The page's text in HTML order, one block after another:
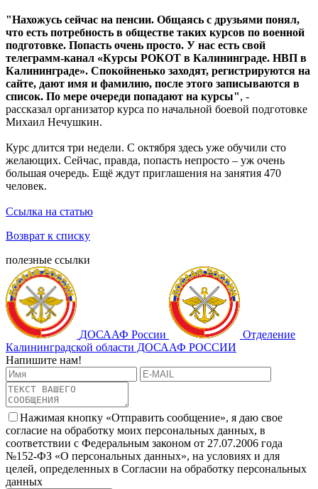
"Нахожусь сейчас на пенсии. Общаясь с друзьями понял,
что есть потребность в обществе таких курсов по военной
подготовке. Попасть очень просто. У нас есть свой
телеграмм-канал «Курсы РОКОТ в Калининграде. НВП в
Калининграде». Спокойненько заходят, регистрируются на
сайте, дают имя и фамилию, после этого записываются в
список. По мере очереди попадают на курсы", -
рассказал организатор курса по начальной боевой подготовке
Михаил Нечушкин.
Курс длится три недели. С октября здесь уже обучили сто
желающих. Сейчас, правда, попасть непросто – уж очень
большая очередь. Ещё ждут приглашения на занятия 470
человек.
Ссылка на статью
Возврат к списку
полезные ссылки
ДОСААФ России
Отделение
Калининградской области ДОСААФ РОССИИ
Напишите нам!
Нажимая кнопку «Отправить сообщение», я даю свое
согласие на обработку моих персональных данных, в
соответствии с Федеральным законом от 27.07.2006 года
№152-ФЗ «О персональных данных», на условиях и для
целей, определенных в Согласии на обработку персональных
данных